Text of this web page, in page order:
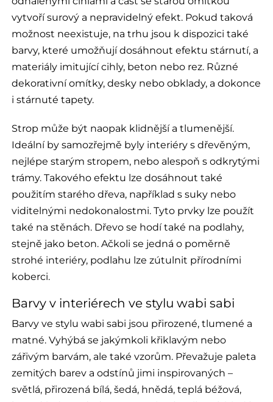
vytvoří surový a nepravidelný efekt. Pokud taková
možnost neexistuje, na trhu jsou k dispozici také
barvy, které umožňují dosáhnout efektu stárnutí, a
materiály imitující cihly, beton nebo rez. Různé
dekorativní omítky, desky nebo obklady, a dokonce
i stárnuté tapety.
Strop může být naopak klidnější a tlumenější.
Ideální by samozřejmě byly interiéry s dřevěným,
nejlépe starým stropem, nebo alespoň s odkrytými
trámy. Takového efektu lze dosáhnout také
použitím starého dřeva, například s suky nebo
viditelnými nedokonalostmi. Tyto prvky lze použít
také na stěnách. Dřevo se hodí také na podlahy,
stejně jako beton. Ačkoli se jedná o poměrně
strohé interiéry, podlahu lze zútulnit přírodními
koberci.
Barvy v interiérech ve stylu wabi sabi
Barvy ve stylu wabi sabi jsou přirozené, tlumené a
matné. Vyhýbá se jakýmkoli křiklavým nebo
zářivým barvám, ale také vzorům. Převažuje paleta
zemitých barev a odstínů jimi inspirovaných –
světlá, přirozená bílá, šedá, hnědá, teplá béžová,